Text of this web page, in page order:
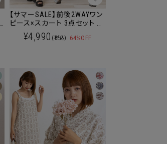
【サマーSALE】前後2WAYワン
ピース×スカート 3点セット マ
タニティ 授乳服 産後も使え
¥4,990 (税込) 64%OFF